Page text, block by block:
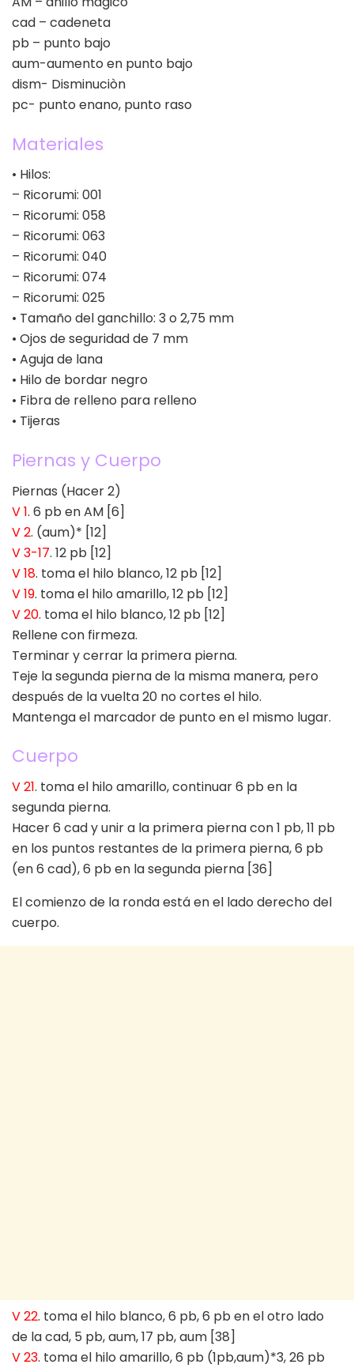
cad – cadeneta
pb – punto bajo
aum-aumento en punto bajo
dism- Disminuciòn
pc- punto enano, punto raso
Materiales
• Hilos:
– Ricorumi: 001
– Ricorumi: 058
– Ricorumi: 063
– Ricorumi: 040
– Ricorumi: 074
– Ricorumi: 025
• Tamaño del ganchillo: 3 o 2,75 mm
• Ojos de seguridad de 7 mm
• Aguja de lana
• Hilo de bordar negro
• Fibra de relleno para relleno
• Tijeras
Piernas y Cuerpo
Piernas (Hacer 2)
V 1. 6 pb en AM [6]
V 2. (aum)* [12]
V 3-17. 12 pb [12]
V 18. toma el hilo blanco, 12 pb [12]
V 19. toma el hilo amarillo, 12 pb [12]
V 20. toma el hilo blanco, 12 pb [12]
Rellene con firmeza.
Terminar y cerrar la primera pierna.
Teje la segunda pierna de la misma manera, pero
después de la vuelta 20 no cortes el hilo.
Mantenga el marcador de punto en el mismo lugar.
Cuerpo
V 21. toma el hilo amarillo, continuar 6 pb en la
segunda pierna.
Hacer 6 cad y unir a la primera pierna con 1 pb, 11 pb
en los puntos restantes de la primera pierna, 6 pb
(en 6 cad), 6 pb en la segunda pierna [36]
El comienzo de la ronda está en el lado derecho del
cuerpo.
V 22. toma el hilo blanco, 6 pb, 6 pb en el otro lado
de la cad, 5 pb, aum, 17 pb, aum [38]
V 23. toma el hilo amarillo, 6 pb (1pb,aum)*3, 26 pb